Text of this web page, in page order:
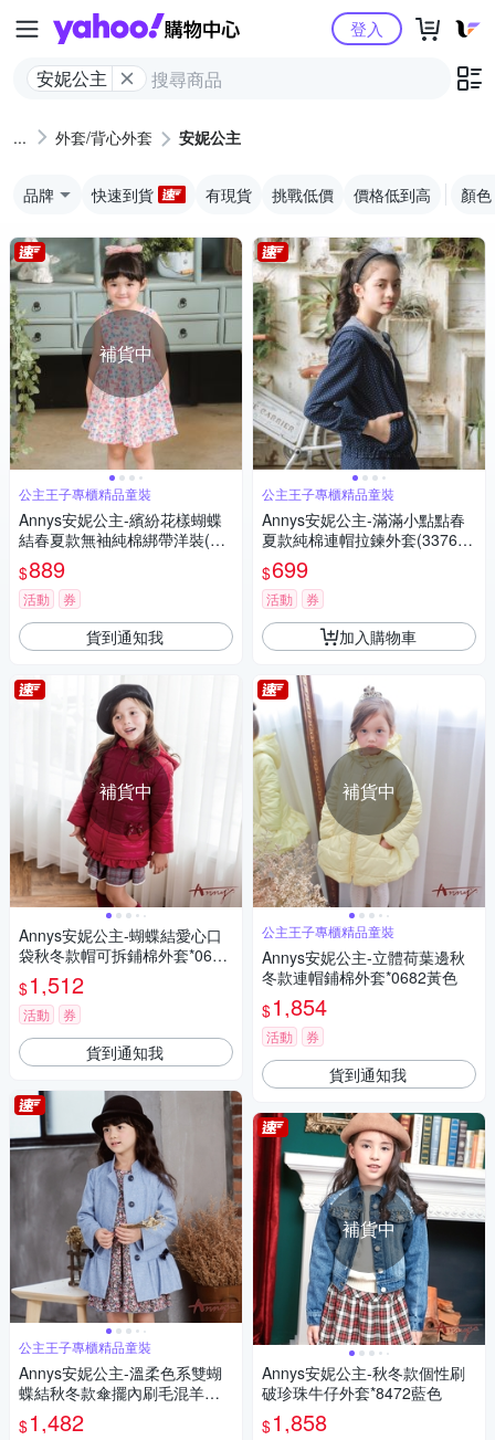
Yahoo購物中心
安妮公主
登入
外套/背心外套 安妮公主
品牌 快速到貨 有現貨 挑戰低價 價格低到高 顏色
補貨中
公主王子專櫃精品童裝
Annys安妮公主-繽紛花樣蝴蝶
結春夏款無袖純棉綁帶洋裝(33
12粉紅色)
$889
活動 券
貨到通知我
補貨中
Annys安妮公主-蝴蝶結愛心口
袋秋冬款帽可拆鋪棉外套*0680
紅色
$1,512
活動 券
貨到通知我
公主王子專櫃精品童裝
Annys安妮公主-溫柔色系雙蝴
蝶結秋冬款傘擺內刷毛混羊毛
大衣*9670水藍
$1,482
公主王子專櫃精品童裝
Annys安妮公主-滿滿小點點春
夏款純棉連帽拉鍊外套(3376藍
色)
$699
活動 券
加入購物車
補貨中
公主王子專櫃精品童裝
Annys安妮公主-立體荷葉邊秋
冬款連帽鋪棉外套*0682黃色
$1,854
活動 券
貨到通知我
補貨中
Annys安妮公主-秋冬款個性刷
破珍珠牛仔外套*8472藍色
$1,858